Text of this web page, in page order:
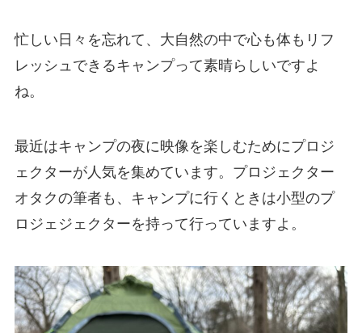
忙しい日々を忘れて、大自然の中で心も体もリフ
レッシュできるキャンプって素晴らしいですよ
ね。
最近はキャンプの夜に映像を楽しむためにプロジ
ェクターが人気を集めています。プロジェクター
オタクの筆者も、キャンプに行くときは小型のプ
ロジェジェクターを持って行っていますよ。